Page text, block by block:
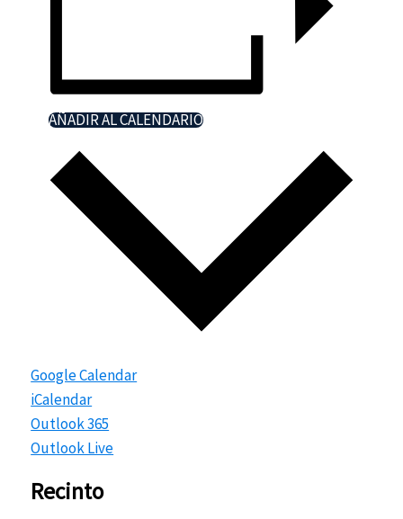
AÑADIR AL CALENDARIO
Google Calendar
iCalendar
Outlook 365
Outlook Live
Recinto